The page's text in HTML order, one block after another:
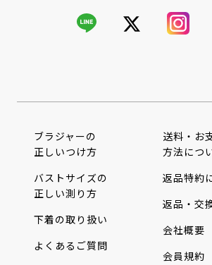
ブラジャーの
正しいつけ方
バストサイズの
正しい測り方
下着の取り扱い
よくあるご質問
送料・お
方法につ
返品特約
返品・交
会社概要
会員規約